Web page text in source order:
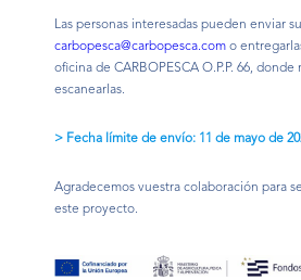
Las personas interesadas pueden enviar
carbopesca@carbopesca.com o
oficina de CARBOPESCA O.P.P. 66,
escanearlas.
> Fecha límite de envío: 11 de mayo de
Agradecemos vuestra colaboración para
este proyecto.